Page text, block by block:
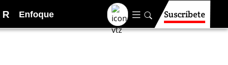
R Enfoque Suscríbete